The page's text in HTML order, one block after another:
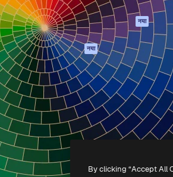
MCP
Claude/ChatGPT
के लिए
नया
एजेंट नया
API
मोबाइल ऐप
सभी फ्रीपिक उपकरण
Company S.L.U. सर्वाधिकार सुरक्षित
By clicking “Accept All